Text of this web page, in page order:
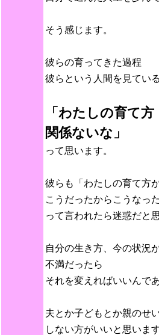
そう感じます。
彼らの育ってきた過程
彼らという人間を見てい
「わたしの育て方
関係ないな」
って思います。
彼らも「わたしの育て方
こうだったからこうなった
って言われたら迷惑だと思
自分の生き方、今の状況
不満だったら
それを変えればいいんで
夫とか子どもとか親のせ
しない方がいいと思います